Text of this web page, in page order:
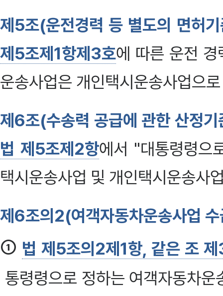
제5조(운전경력 등 별도의 면허
제5조제1항제3호에 따른 운전 경
운송사업은 개인택시운송사업으
제6조(수송력 공급에 관한 산정
법 제5조제2항에서 "대통령령으
택시운송사업 및 개인택시운송사
제6조의2(여객자동차운송사업
① 법 제5조의2제1항, 같은 조
통령령으로 정하는 여객자동차